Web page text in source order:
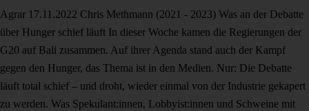
Agrar 17.11.2022 Chris Methmann (2021 - 2023) Was an der Debatte
über Hunger schief läuft In dieser Woche kamen die Regierungen der
G20 auf Bali zusammen. Auf ihrer Agenda stand auch der Kampf
gegen den Hunger, das Thema ist in den Medien. Nur: Die Debatte
läuft total schief – und droht, wieder einmal von der Industrie gekapert
zu werden. Was Spekulant:innen, Lobbyist:innen und Schweine mit